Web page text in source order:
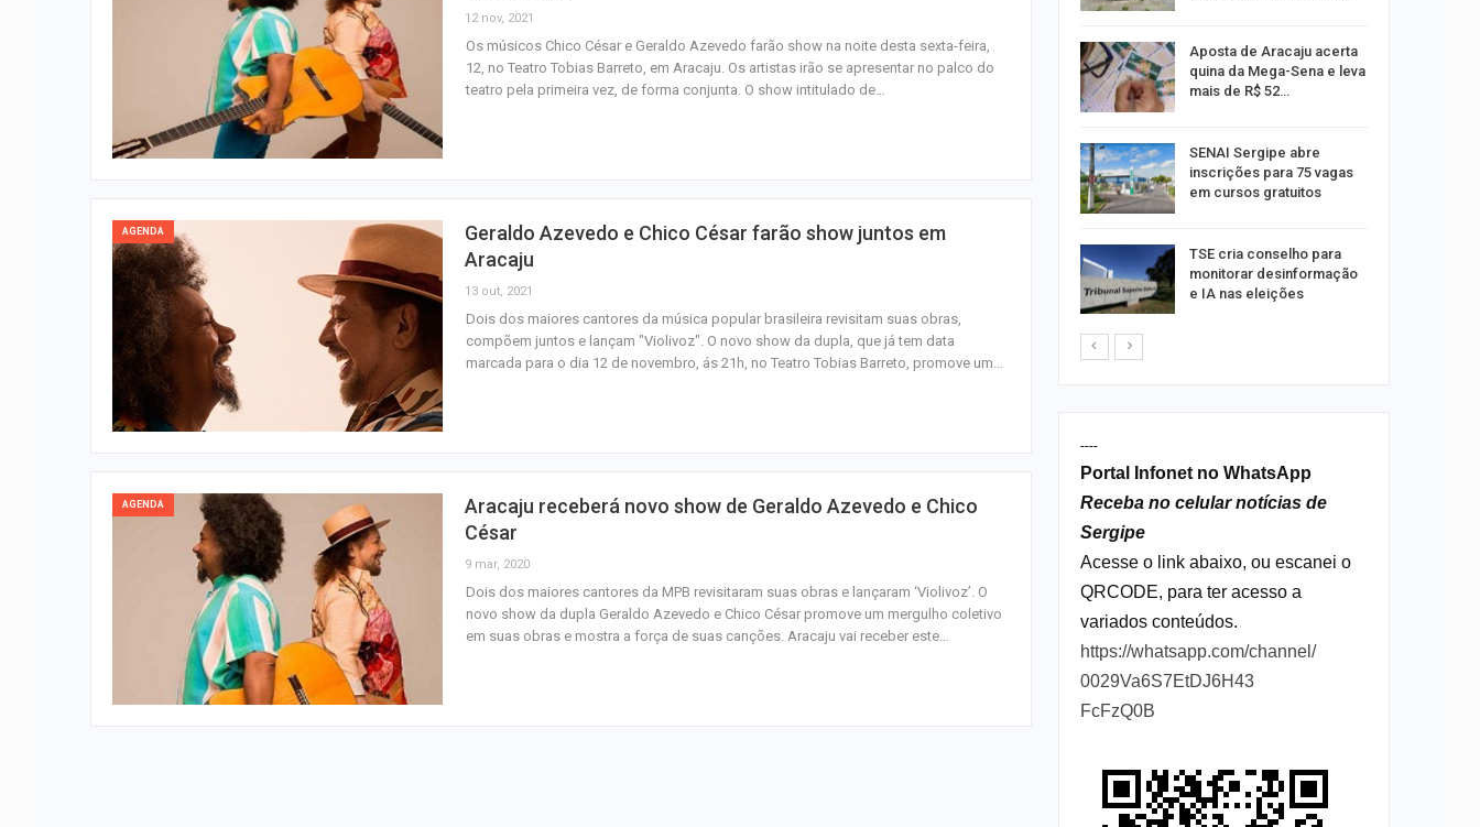
12 nov, 2021
Os músicos Chico César e Geraldo Azevedo farão show na noite desta sexta-feira,
12, no Teatro Tobias Barreto, em Aracaju. Os artistas irão se apresentar no palco do
teatro pela primeira vez, de forma conjunta. O show intitulado de…
AGENDA
Geraldo Azevedo e Chico César farão show juntos em
Aracaju
13 out, 2021
Dois dos maiores cantores da música popular brasileira revisitam suas obras,
compõem juntos e lançam "Violivoz". O novo show da dupla, que já tem data
marcada para o dia 12 de novembro, ás 21h, no Teatro Tobias Barreto, promove um…
AGENDA
Aracaju receberá novo show de Geraldo Azevedo e Chico
César
9 mar, 2020
Dois dos maiores cantores da MPB revisitaram suas obras e lançaram ‘Violivoz’. O
novo show da dupla Geraldo Azevedo e Chico César promove um mergulho coletivo
em suas obras e mostra a força de suas canções. Aracaju vai receber este…
Homem Aranha: Um Novo
Dia
Aposta de Aracaju acerta
quina da Mega-Sena e leva
mais de R$ 52…
SENAI Sergipe abre
inscrições para 75 vagas
em cursos gratuitos
TSE cria conselho para
monitorar desinformação
e IA nas eleições
----
Portal Infonet no WhatsApp
Receba no celular notícias de
Sergipe
Acesse o link abaixo, ou escanei o
QRCODE, para ter acesso a
variados conteúdos.
https://whatsapp.com/channel/
0029Va6S7EtDJ6H43
FcFzQ0B